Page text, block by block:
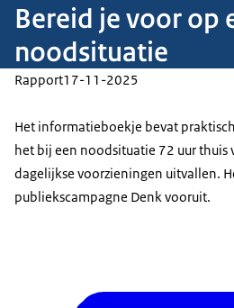
Bereid je voor op
noodsituatie
Rapport17-11-2025
Het informatieboekje bevat
het bij een noodsituatie 72 uur thuis
dagelijkse voorzieningen uitvallen.
publiekscampagne Denk vooruit.